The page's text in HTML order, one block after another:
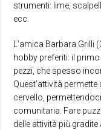
strumenti: lime,
ecc.
L’amica Barbara
hobby preferiti: il
pezzi, che spesso
Quest’attività
cervello,
comunitaria. Fare
delle attività più